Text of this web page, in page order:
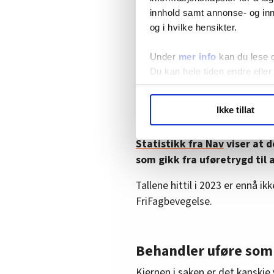
innhold samt annonse- og
og i hvilke hensikter.
Under mer info kan du lese
Du kan hele tiden endre
hvordan våre nettsider blir
annonsering. Disse er
Ikke tillat
året.
• Nå taper hen altså
(Eksempelet tar
kompenserer fullt ut for
Det er bare pensjonen fra
Statistikk fra Navviser at
som gikk fra uføretrygd til
Tallene hittil i 2023 er ennå
FriFagbevegelse.
Behandler uføre